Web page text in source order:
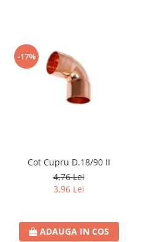
-17%
Cot Cupru D.18/90 II
4,76 Lei
3,96 Lei
ADAUGA IN COS